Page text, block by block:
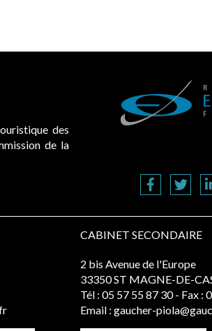
des
de la
CABINET SECONDAIRE
2 bis Avenue de l'Europe
33350 ST MAGNE-DE-
Tél : 05 57 55 87 30 - Fax :
Email : gaucher-